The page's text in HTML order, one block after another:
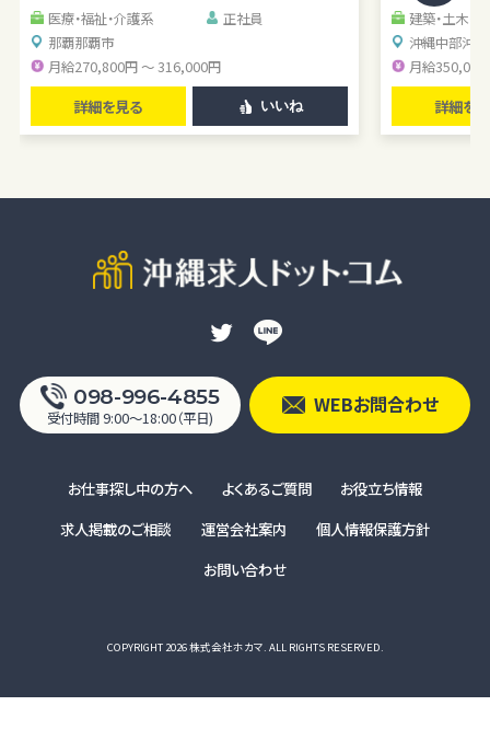
ッフ医療・福祉・介護系
正社員
那覇那覇市
月給270,800円 ～ 316,000円
詳細を見る いいね
建築・土木・
沖縄中部沖
月給
詳細を
098-996-4855
受付時間 9:00〜18:00（平日)
WEBお問合わせ
お仕事探し中の方へ よくあるご質問
お役立ち情報
求人掲載のご相談
運営会社案内
個人情報保護方針
お問い合わせ
COPYRIGHT 2026 株式会社ホカマ. ALL RIGHTS RESERVED.